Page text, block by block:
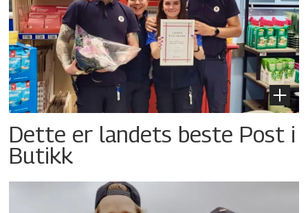
Dette er landets beste Post i
Butikk